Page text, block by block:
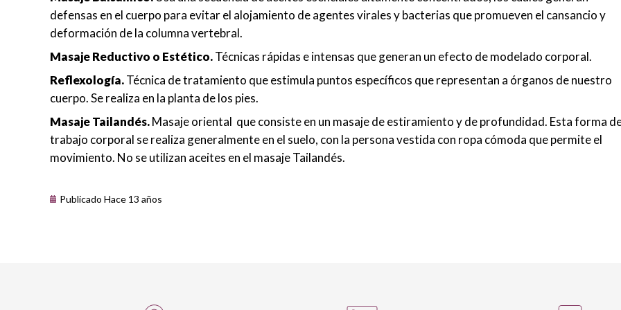
defensas en el cuerpo para evitar el alojamiento de agentes virales y bacterias que promueven el cansancio y
deformación de la columna vertebral.
Masaje Reductivo o Estético.Técnicas rápidas e intensas que generan un efecto de modelado corporal.
Reflexología.Técnica de tratamiento que estimula puntos específicos que representan a órganos de nuestro
cuerpo. Se realiza en la planta de los pies.
Masaje Tailandés.Masaje oriental que consiste en un masaje de estiramiento y de profundidad. Esta forma
trabajo corporal se realiza generalmente en el suelo, con la persona vestida con ropa cómoda que permite el
movimiento. No se utilizan aceites en el masaje Tailandés.
Publicado Hace 13 años